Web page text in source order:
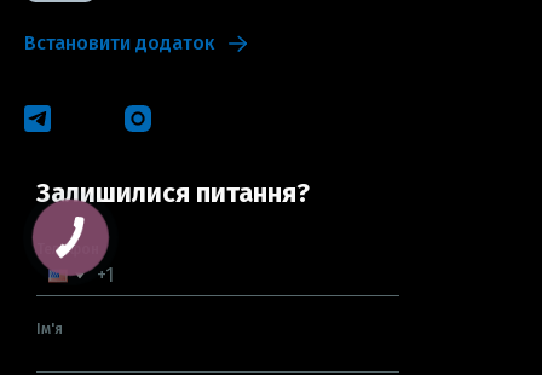
Встановити додаток
Залишилися питання?
Телефон
Ім'я